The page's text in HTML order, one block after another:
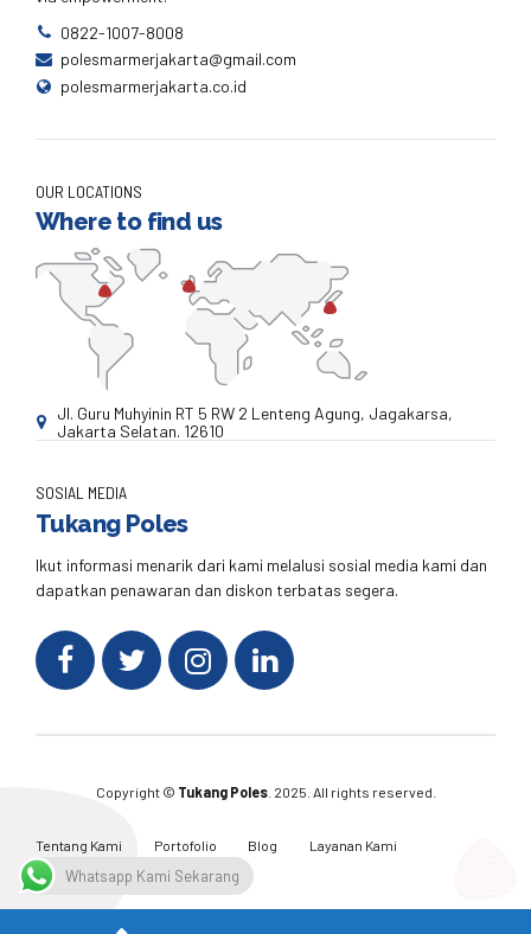
0822-1007-8008
polesmarmerjakarta@gmail.com
polesmarmerjakarta.co.id
OUR LOCATIONS
Where to find us
Jl. Guru Muhyinin RT 5 RW 2 Lenteng Agung, Jagakarsa,
Jakarta Selatan. 12610
SOSIAL MEDIA
Tukang Poles
Ikut informasi menarik dari kami melalusi sosial media kami dan
dapatkan penawaran dan diskon terbatas segera.
Copyright © Tukang Poles. 2025. All rights reserved.
Tentang Kami Portofolio Blog
Layanan Kami
Kontak Kami
Whatsapp Kami Sekarang